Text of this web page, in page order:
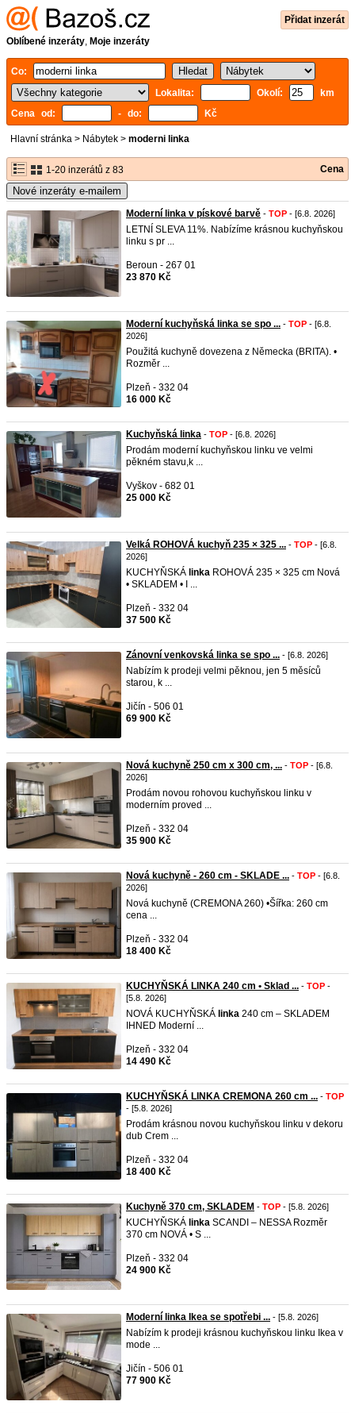
Přidat inzerát
Oblíbené inzeráty, Moje inzeráty
Co:
Lokalita:
Okolí:
km
Cena od:
- do: Kč
Hlavní stránka > Nábytek > moderni linka
1-20 inzerátů z 83 Cena
Nové inzeráty e-mailem
Moderní linka v pískové barvě - TOP - [6.8. 2026]
LETNÍ SLEVA 11%. Nabízíme krásnou kuchyňskou
linku s pr ...
Beroun - 267 01
23 870 Kč
Moderní kuchyňská linka se spo ... - TOP - [6.8.
2026]
Použitá kuchyně dovezena z Německa (BRITA). •
Rozměr ...
Plzeň - 332 04
16 000 Kč
Kuchyňská linka - TOP - [6.8. 2026]
Prodám moderní kuchyňskou linku ve velmi
pěkném stavu,k ...
Vyškov - 682 01
25 000 Kč
Velká ROHOVÁ kuchyň 235 × 325 ... - TOP - [6.8.
2026]
KUCHYŇSKÁ linka ROHOVÁ 235 × 325 cm Nová
• SKLADEM • I ...
Plzeň - 332 04
37 500 Kč
Zánovní venkovská linka se spo ... - [6.8. 2026]
Nabízím k prodeji velmi pěknou, jen 5 měsíců
starou, k ...
Jičín - 506 01
69 900 Kč
Nová kuchyně 250 cm x 300 cm, ... - TOP - [6.8.
2026]
Prodám novou rohovou kuchyňskou linku v
moderním proved ...
Plzeň - 332 04
35 900 Kč
Nová kuchyně - 260 cm - SKLADE ... - TOP - [6.8.
2026]
Nová kuchyně (CREMONA 260) •Šířka: 260 cm
cena ...
Plzeň - 332 04
18 400 Kč
KUCHYŇSKÁ LINKA 240 cm • Sklad ... - TOP -
[5.8. 2026]
NOVÁ KUCHYŇSKÁ linka 240 cm – SKLADEM
IHNED Moderní ...
Plzeň - 332 04
14 490 Kč
KUCHYŇSKÁ LINKA CREMONA 260 cm ... - TOP
- [5.8. 2026]
Prodám krásnou novou kuchyňskou linku v dekoru
dub Crem ...
Plzeň - 332 04
18 400 Kč
Kuchyně 370 cm, SKLADEM - TOP - [5.8. 2026]
KUCHYŇSKÁ linka SCANDI – NESSA Rozměr
370 cm NOVÁ • S ...
Plzeň - 332 04
24 900 Kč
Moderní linka Ikea se spotřebi ... - [5.8. 2026]
Nabízím k prodeji krásnou kuchyňskou linku Ikea v
mode ...
Jičín - 506 01
77 900 Kč